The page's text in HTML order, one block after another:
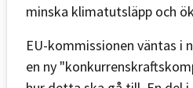
minska klimatutsläpp och
EU-kommissionen väntas i
en ny